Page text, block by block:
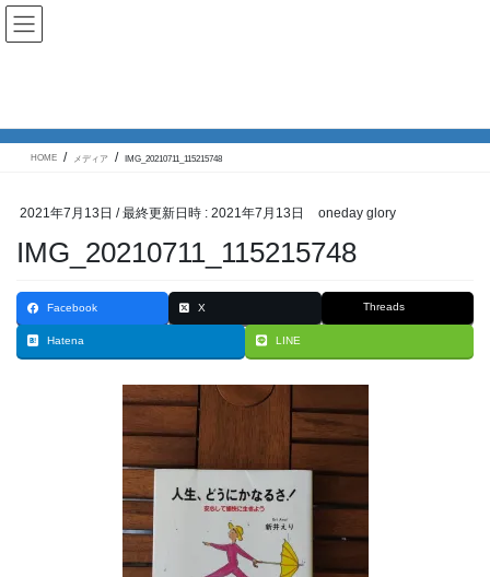
コ
テ
キ
ッ
ナ
ゲ
に
移
HOME メディア IMG_20210711_115215748
2021年7月13日 / 最終更新日時 : 2021年7月13日 oneday glory
IMG_20210711_115215748
Facebook X Threads
Hatena LINE